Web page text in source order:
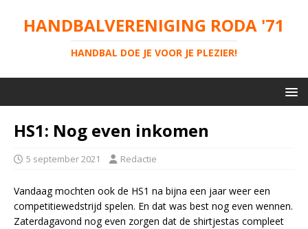
HANDBALVERENIGING RODA '71
HANDBAL DOE JE VOOR JE PLEZIER!
HS1: Nog even inkomen
5 september 2021 Redactie
Vandaag mochten ook de HS1 na bijna een jaar weer een
competitiewedstrijd spelen. En dat was best nog even wennen.
Zaterdagavond nog even zorgen dat de shirtjestas compleet